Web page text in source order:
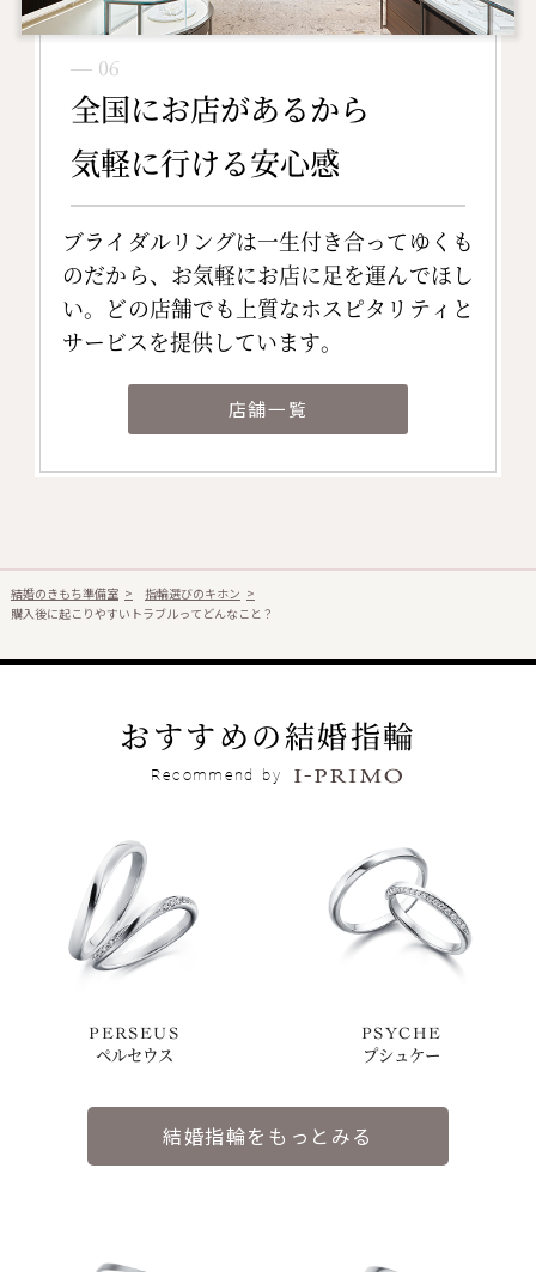
― 06
全国にお店があるから
気軽に行ける安心感
ブライダルリングは一生付き合ってゆくも
のだから、お気軽にお店に足を運んでほし
い。どの店舗でも上質なホスピタリティと
サービスを提供しています。
店舗一覧
結婚のきもち準備室
指輪選びのキホン
購入後に起こりやすいトラブルってどんなこと？
おすすめの結婚指輪
Recommend by
PERSEUS
ペルセウス
PSYCHE
プシュケー
結婚指輪をもっとみる